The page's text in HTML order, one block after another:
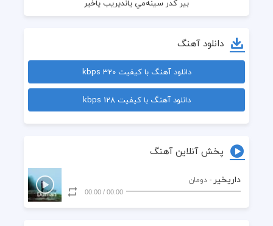
هر نه دن يازيرام سؤزوم داريخير
هر نه دن يازيرام سؤزوم داريخير
بير پري  دنيزده اود دوتوب ياندی
دانلود آهنگ
دانلود آهنگ با کیفیت 320 kbps
دانلود آهنگ با کیفیت 128 kbps
پخش آنلاین آهنگ
داریخیر - دومان
00:00
/
00:00